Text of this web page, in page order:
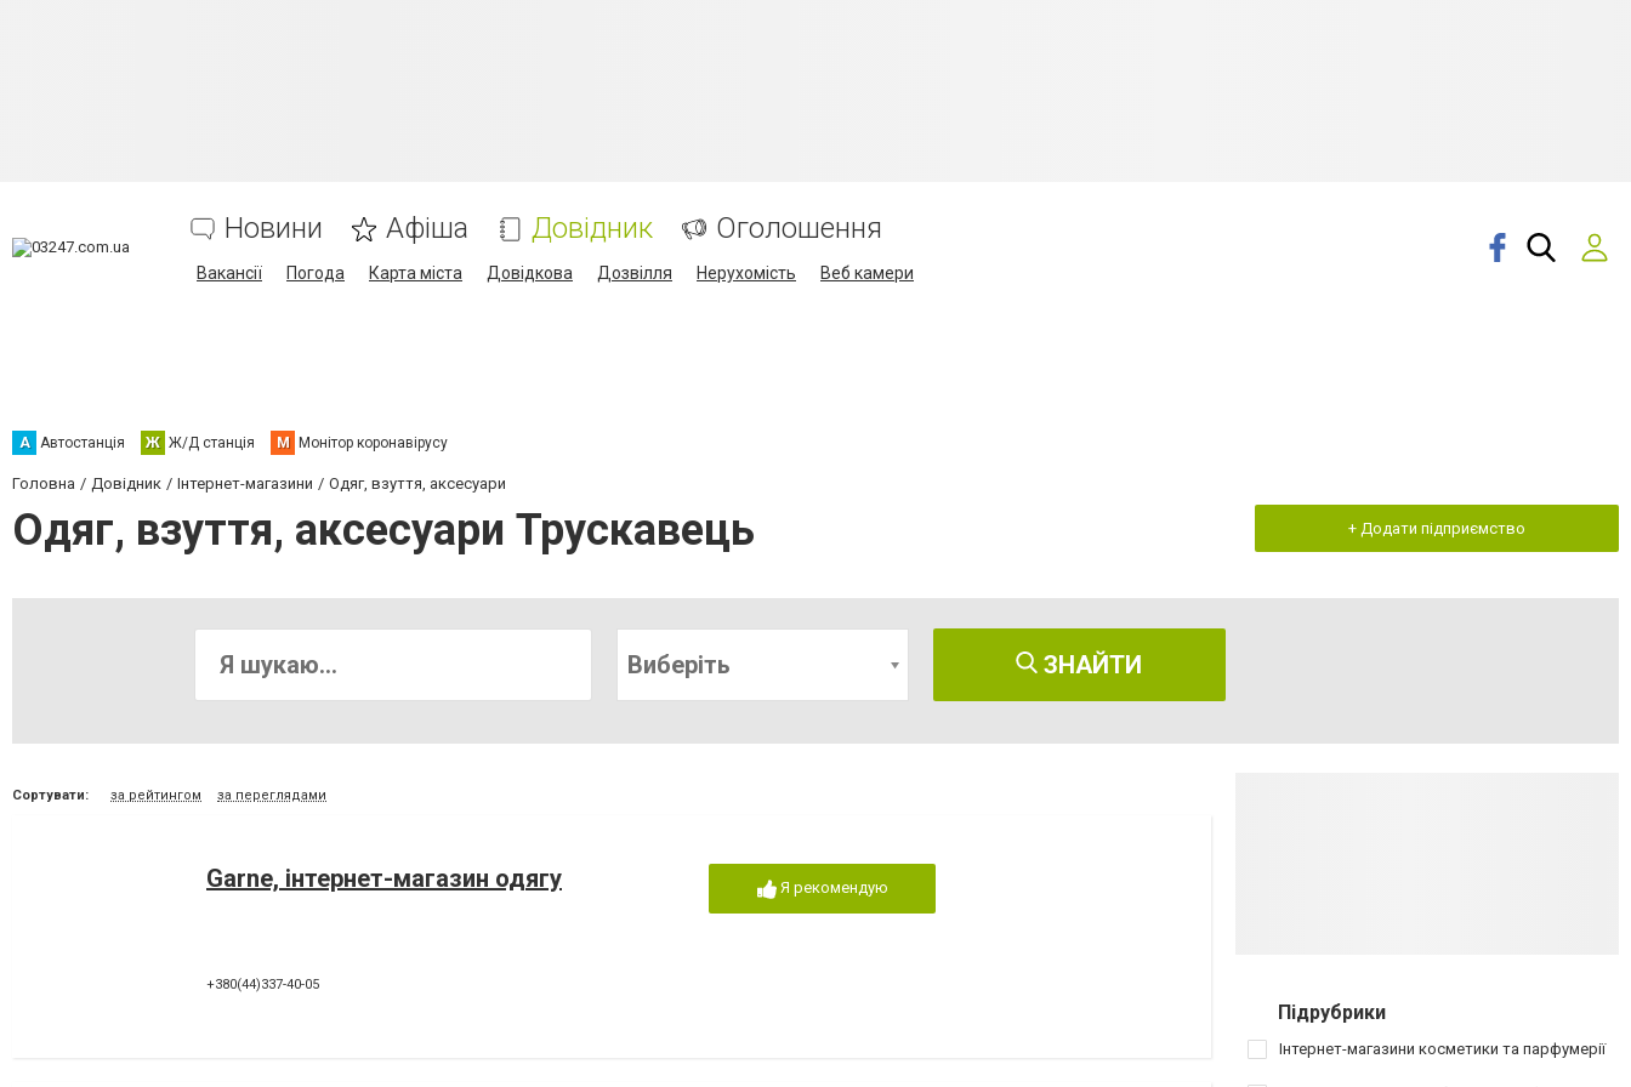
Новини Афіша Довідник Оголошення
Вакансії Погода Карта міста Довідкова Дозвілля Нерухомість Веб камери
А Автостанція Ж Ж/Д станція М Монітор коронавірусу
Головна Довідник Інтернет-магазини Одяг, взуття, аксесуари
Одяг, взуття, аксесуари Трускавець + Додати підприємство
Виберіть ЗНАЙТИ
Сортувати: за рейтингом за переглядами
Garne, інтернет-магазин одягу
+380(44)337-40-05
Я рекомендую
Підрубрики
Інтернет-магазини косметики та парфумерії